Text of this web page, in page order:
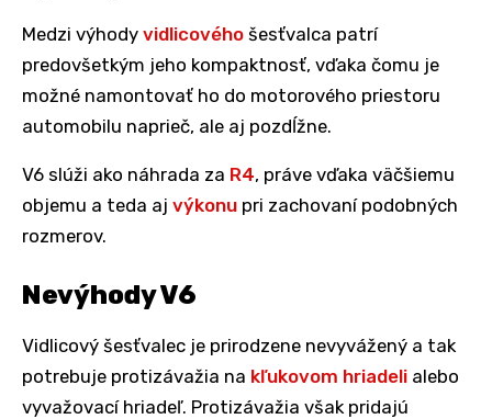
Medzi výhody vidlicového šesťvalca patrí
predovšetkým jeho kompaktnosť, vďaka čomu je
možné namontovať ho do motorového priestoru
automobilu naprieč, ale aj pozdĺžne.
V6 slúži ako náhrada za R4, práve vďaka väčšiemu
objemu a teda aj výkonu pri zachovaní podobných
rozmerov.
Nevýhody V6
Vidlicový šesťvalec je prirodzene nevyvážený a tak
potrebuje protizávažia na kľukovom hriadeli alebo
vyvažovací hriadeľ. Protizávažia však pridajú